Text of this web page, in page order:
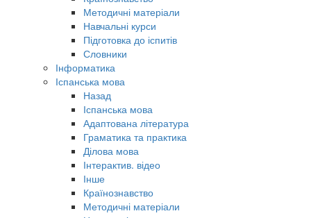
Методичні матеріали
Навчальні курси
Підготовка до іспитів
Словники
Інформатика
Іспанська мова
Назад
Іспанська мова
Адаптована література
Граматика та практика
Ділова мова
Інтерактив. відео
Інше
Країнознавство
Методичні матеріали